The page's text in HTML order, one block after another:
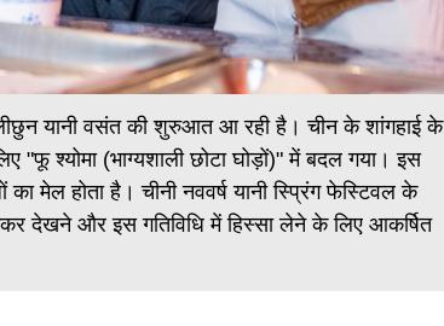
यानी वसंत की शुरुआत आ रही है। चीन के शांगहाई के
"फू श्योमा (भाग्यशाली छोटा घोड़ों)" में बदल गया। इस
का मेल होता है। चीनी नववर्ष यानी स्प्रिंग फेस्टिवल के
देखने और इस गतिविधि में हिस्सा लेने के लिए आकर्षित